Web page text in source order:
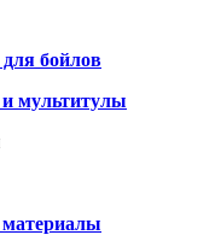
бойлов
мультитулы